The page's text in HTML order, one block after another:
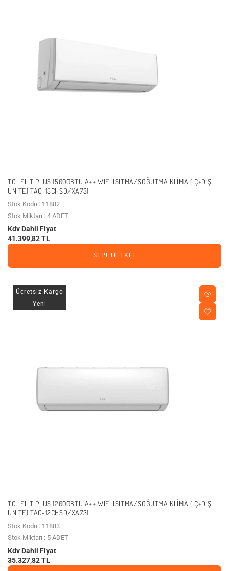
TCL ELİT PLUS 15000BTU A++ WIFI ISITMA/SOĞUTMA KLIMA (İÇ+DIŞ
ÜNITE) TAC-15CHSD/XA731
Stok Kodu : 11882
Stok Miktarı : 4 ADET
Kdv Dahil Fiyat
41.399,82 TL
SEPETE EKLE
Ücretsiz Kargo
Yeni
TCL ELİT PLUS 12000BTU A++ WIFI ISITMA/SOĞUTMA KLIMA (İÇ+DIŞ
ÜNITE) TAC-12CHSD/XA731
Stok Kodu : 11883
Stok Miktarı : 5 ADET
Kdv Dahil Fiyat
35.327,82 TL